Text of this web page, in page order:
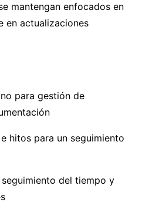
mantengan enfocados en
en actualizaciones
para gestión de
hitos para un seguimiento
del tiempo y